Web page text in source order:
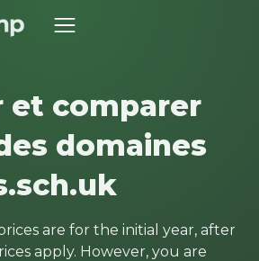
et comparer
domaines
are for the initial year, after
apply. However, you are